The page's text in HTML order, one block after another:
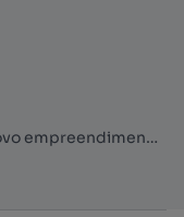
Apartamento T3 com varanda em novo empreendimento em Campolide